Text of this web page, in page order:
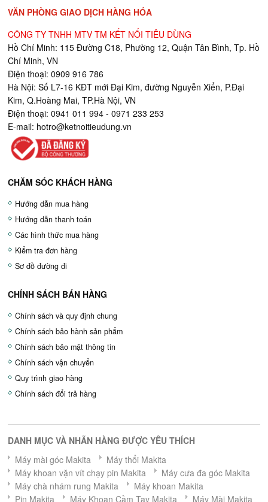
VĂN PHÒNG GIAO DỊCH HÀNG HÓA
CÔNG TY TNHH MTV TM KẾT NỐI TIÊU DÙNG
Hồ Chí Minh: 115 Đường C18, Phường 12, Quận Tân Bình, Tp. Hồ
Chí Minh, VN
Điện thoại: 0909 916 786
Hà Nội: Số L7-16 KĐT mới Đại Kim, đường Nguyễn Xiển, P.Đại
Kim, Q.Hoàng Mai, TP.Hà Nội, VN
Điện thoại: 0941 011 994 - 0971 233 253
E-mail: hotro@ketnoitieudung.vn
CHĂM SÓC KHÁCH HÀNG
Hướng dẫn mua hàng
Hướng dẫn thanh toán
Các hình thức mua hàng
Kiểm tra đơn hàng
Sơ đồ đường đi
CHÍNH SÁCH BÁN HÀNG
Chính sách và quy định chung
Chính sách bảo hành sản phẩm
Chính sách bảo mật thông tin
Chính sách vận chuyển
Quy trình giao hàng
Chính sách đổi trả hàng
DANH MỤC VÀ NHÃN HÀNG ĐƯỢC YÊU THÍCH
Máy mài góc Makita
Máy thổi Makita
Máy khoan vặn vít chạy pin Makita
Máy cưa đa góc Makita
Máy chà nhám rung Makita
Máy khoan Makita
Pin Makita
Máy Khoan Cầm Tay Makita Máy Mài Makita